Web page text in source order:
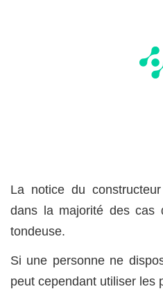
La notice du
dans la majorité des cas
tondeuse.
Si une personne ne
peut cependant utiliser les